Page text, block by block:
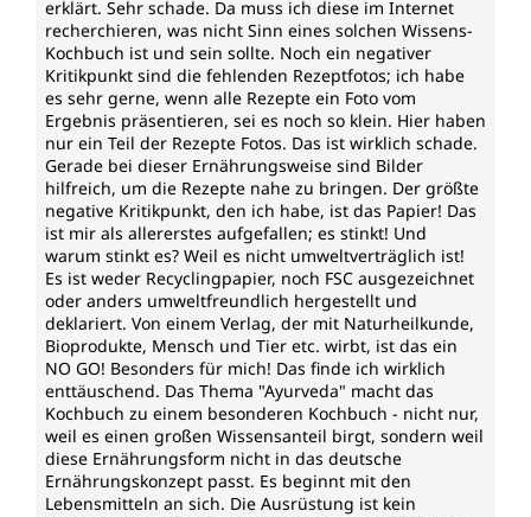
erklärt. Sehr schade. Da muss ich diese im Internet
recherchieren, was nicht Sinn eines solchen Wissens-
Kochbuch ist und sein sollte. Noch ein negativer
Kritikpunkt sind die fehlenden Rezeptfotos; ich habe
es sehr gerne, wenn alle Rezepte ein Foto vom
Ergebnis präsentieren, sei es noch so klein. Hier haben
nur ein Teil der Rezepte Fotos. Das ist wirklich schade.
Gerade bei dieser Ernährungsweise sind Bilder
hilfreich, um die Rezepte nahe zu bringen. Der größte
negative Kritikpunkt, den ich habe, ist das Papier! Das
ist mir als allererstes aufgefallen; es stinkt! Und
warum stinkt es? Weil es nicht umweltverträglich ist!
Es ist weder Recyclingpapier, noch FSC ausgezeichnet
oder anders umweltfreundlich hergestellt und
deklariert. Von einem Verlag, der mit Naturheilkunde,
Bioprodukte, Mensch und Tier etc. wirbt, ist das ein
NO GO! Besonders für mich! Das finde ich wirklich
enttäuschend. Das Thema "Ayurveda" macht das
Kochbuch zu einem besonderen Kochbuch - nicht nur,
weil es einen großen Wissensanteil birgt, sondern weil
diese Ernährungsform nicht in das deutsche
Ernährungskonzept passt. Es beginnt mit den
Lebensmitteln an sich. Die Ausrüstung ist kein